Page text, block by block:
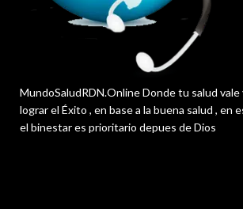
MundoSaludRDN.Online Donde tu salud vale
lograr el Éxito , en base a la buena salud , en
el binestar es prioritario depues de Dios